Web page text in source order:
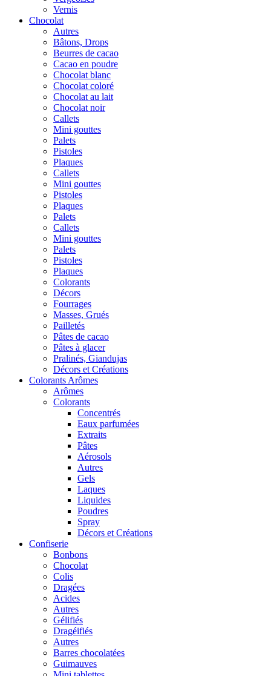
Vernis
Chocolat
Autres
Bâtons, Drops
Beurres de cacao
Cacao en poudre
Chocolat blanc
Chocolat coloré
Chocolat au lait
Chocolat noir
Callets
Mini gouttes
Palets
Pistoles
Plaques
Callets
Mini gouttes
Pistoles
Plaques
Palets
Callets
Mini gouttes
Palets
Pistoles
Plaques
Colorants
Décors
Fourrages
Masses, Grués
Pailletés
Pâtes de cacao
Pâtes à glacer
Pralinés, Giandujas
Décors et Créations
Colorants Arômes
Arômes
Colorants
Concentrés
Eaux parfumées
Extraits
Pâtes
Aérosols
Autres
Gels
Laques
Liquides
Poudres
Spray
Décors et Créations
Confiserie
Bonbons
Chocolat
Colis
Dragées
Acides
Autres
Gélifiés
Dragéifiés
Autres
Barres chocolatées
Guimauves